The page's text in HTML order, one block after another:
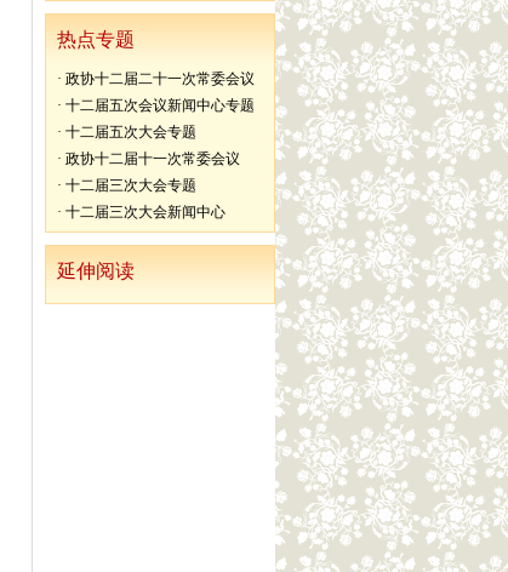
热点专题
·政协十二届二十一次常委会议
·十二届五次会议新闻中心专题
·十二届五次大会专题
·政协十二届十一次常委会议
·十二届三次大会专题
·十二届三次大会新闻中心
延伸阅读